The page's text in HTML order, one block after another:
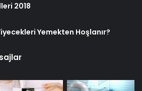
2018
Yemekten Hoşlanır?